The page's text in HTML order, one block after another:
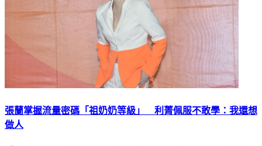
張蘭掌握流量密碼「祖奶奶等級」 利菁佩服不敢學：我還想
做人